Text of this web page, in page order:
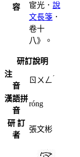
容
宦光． 說
文長箋 ．
卷十
八》。
研訂說明
注
音
ㄖㄨㄥ ˊ
漢語拼
音
róng
研 訂
者
張文彬